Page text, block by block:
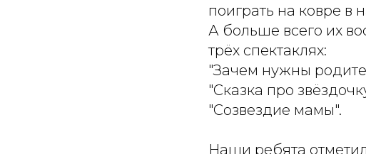
поиграть на ковре в
А больше всего их
трёх спектаклях:
"Зачем нужны
"Сказка про
"Созвездие мамы".
Наши ребята